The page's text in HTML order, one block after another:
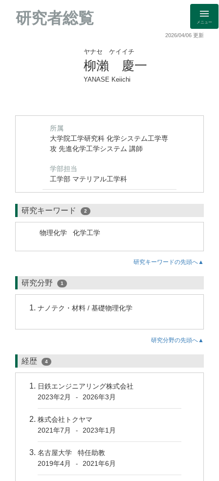
研究者総覧 メニュー
2026/04/06 更新
ヤナセ ケイイチ
柳瀨 慶一
YANASE Keiichi
所属
大学院工学研究科 化学システム工学専
攻 先進化学工学システム 講師
学部担当
工学部 マテリアル工学科
研究キーワード 2
物理化学 化学工学
研究キーワードの先頭へ▲
研究分野 1
ナノテク・材料 / 基礎物理化学
研究分野の先頭へ▲
経歴 4
日鉄エンジニアリング株式会社
2023年2月
- 2026年3月
株式会社トクヤマ
2021年7月
- 2023年1月
名古屋大学 特任助教
2019年4月
- 2021年6月